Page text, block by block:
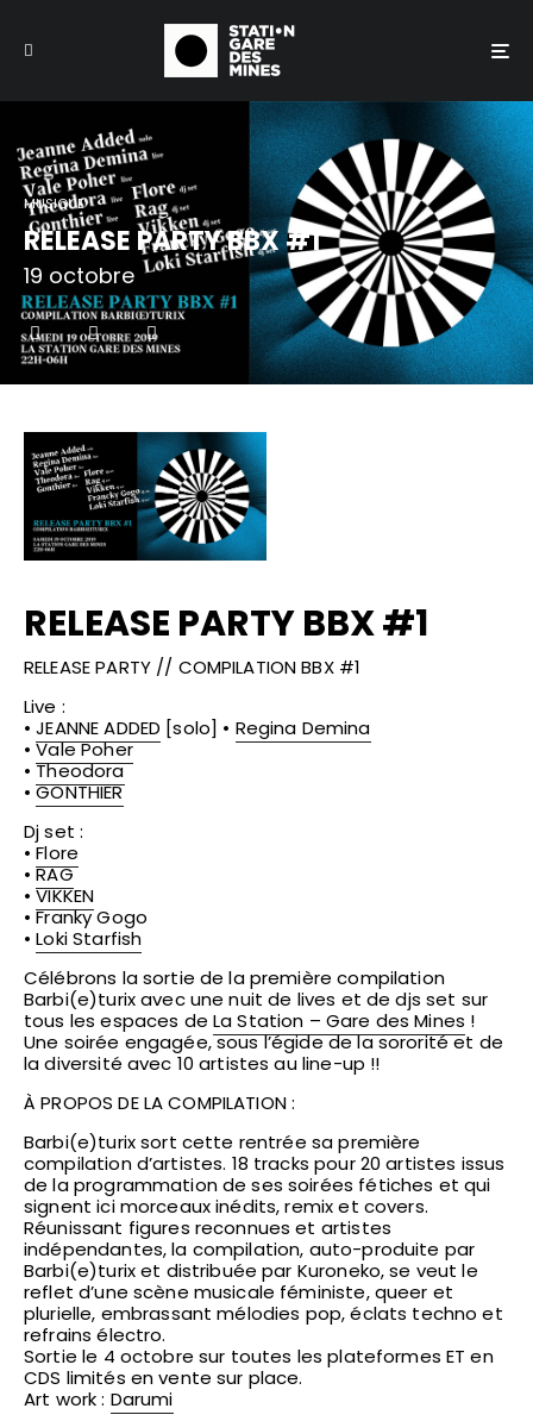
MUSIQUE
RELEASE PARTY BBX #1
19 octobre
RELEASE PARTY BBX #1
RELEASE PARTY // COMPILATION BBX #1
Live :
•JEANNE ADDED [solo] • Regina Demina
•Vale Poher
•Theodora
•GONTHIER
Dj set :
•Flore
•RAG
•VIKKEN
• Franky Gogo
•Loki Starfish
Célébrons la sortie de la première compilation
Barbi(e)turix avec une nuit de lives et de djs set sur
tous les espaces de La Station – Gare des Mines !
Une soirée engagée, sous l’égide de la sororité et de
la diversité avec 10 artistes au line-up !!
À PROPOS DE LA COMPILATION :
Barbi(e)turix sort cette rentrée sa première
compilation d’artistes. 18 tracks pour 20 artistes issus
de la programmation de ses soirées fétiches et qui
signent ici morceaux inédits, remix et covers.
​Réunissant figures reconnues et artistes
indépendantes, la compilation, auto-produite par
Barbi(e)turix et distribuée par ​Kuroneko​, se veut le
reflet d’une scène musicale féministe, queer et
plurielle, embrassant mélodies pop, éclats techno et
refrains électro.
Sortie le 4 octobre sur toutes les plateformes ET en
CDS limités en vente sur place.
Art work : Darumi